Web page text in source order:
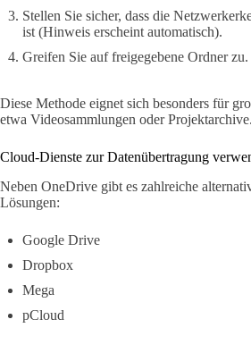
Stellen Sie sicher, dass die
ist (Hinweis erscheint automatisch).
Greifen Sie auf freigegebene Ordner zu.
Diese Methode eignet sich besonders für
etwa Videosammlungen oder Projektarchive.
Cloud-Dienste zur Datenübertragung
Neben OneDrive gibt es zahlreiche
Lösungen:
Google Drive
Dropbox
Mega
pCloud